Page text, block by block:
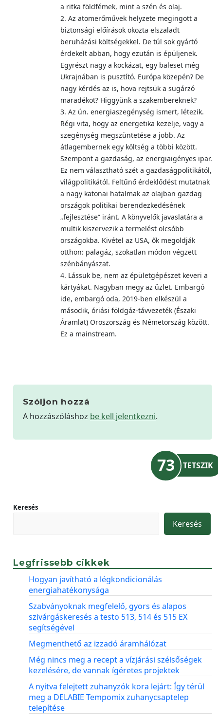
a ritka földfémek, mint a szén és olaj.
2. Az atomerőművek helyzete megingott a
biztonsági előírások okozta elszaladt
beruházási költségekkel. De túl sok gyártó
érdekelt abban, hogy ezután is épüljenek.
Egyrészt nagy a kockázat, egy baleset még
Ukrajnában is pusztító. Európa közepén? De
nagy kérdés az is, hova rejtsük a sugárzó
maradékot? Higgyünk a szakembereknek?
3. Az ún. energiaszegénység ismert, létezik.
Régi vita, hogy az energetika kezelje, vagy a
szegénység megszüntetése a jobb. Az
átlagembernek egy költség a többi között.
Szempont a gazdaság, az energiaigényes ipar.
Ez nem választható szét a gazdaságpolitikától,
világpolitikától. Feltűnő érdeklődést mutatnak
a nagy katonai hatalmak az olajban gazdag
országok politikai berendezkedésének
„fejlesztése” iránt. A könyvelők javaslatára a
multik kiszervezik a termelést olcsóbb
országokba. Kivétel az USA, ők megoldják
otthon: palagáz, szokatlan módon végzett
szénbányászat.
4. Lássuk be, nem az épületgépészet keveri a
kártyákat. Nagyban megy az üzlet. Embargó
ide, embargó oda, 2019-ben elkészül a
második, óriási földgáz-távvezeték (Északi
Áramlat) Oroszország és Németország között.
Ez a mainstream.
Szóljon hozzá
A hozzászóláshoz be kell jelentkezni.
73 TETSZIK
Keresés
Keresés
Legfrissebb cikkek
Hogyan javítható a légkondicionálás
energiahatékonysága
Szabványoknak megfelelő, gyors és alapos
szivárgáskeresés a testo 513, 514 és 515 EX
segítségével
Megmenthető az izzadó áramhálózat
Még nincs meg a recept a vízjárási szélsőségek
kezelésére, de vannak ígéretes projektek
A nyitva felejtett zuhanyzók kora lejárt: Így térül
meg a DELABIE Tempomix zuhanycsaptelep
telepítése